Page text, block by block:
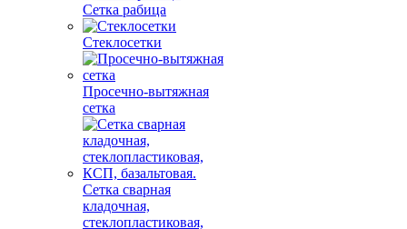
Сетка рабица
Стеклосетки
Просечно-вытяжная
сетка
Сетка сварная
кладочная,
стеклопластиковая,